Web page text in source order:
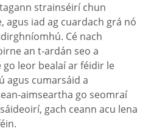
strainséirí chun
agus iad ag cuardach grá nó
Cé nach
an t-ardán seo a
leor bealaí ar féidir le
agus cumarsáid a
aimseartha go seomraí
gach ceann acu lena